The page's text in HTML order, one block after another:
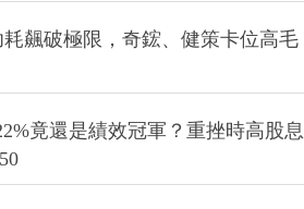
飆破極限，奇鋐、健策卡位高毛
竟還是績效冠軍？重挫時高股息